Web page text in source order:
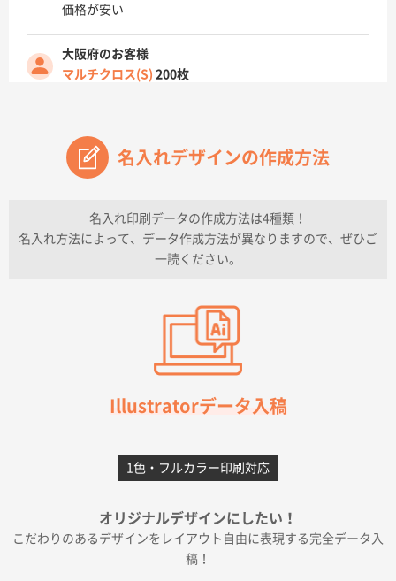
価格が安い
大阪府のお客様
マルチクロス(S) 200枚
原稿データ流用が可能で価格が妥当なこと
兵庫県のお客様
チケットホルダー ダブルポケット
上記のとおりです。
柳さんの対応が素晴らしかった。
フレキソレジ袋 Uバッグ 35号
5000枚
2026年06月28日 15:14
千葉県A社様
2026年06月19日 09:41
価格 大丈夫そうな会社に見えた
名入れデザインの作成方法
名入れ印刷データの作成方法は4種類！
名入れ方法によって、データ作成方法が異なりますので、ぜひご
一読ください。
Illustratorデータ入稿
1色・フルカラー印刷対応
オリジナルデザインにしたい！
こだわりのあるデザインをレイアウト自由に表現する完全データ入
稿！